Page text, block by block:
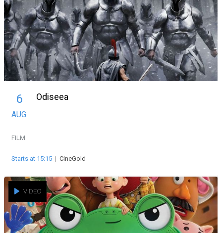
6
AUG
Odiseea
FILM
Starts at 15:15 | CineGold
VIDEO